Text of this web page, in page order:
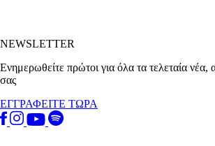
NEWSLETTER
Ενημερωθείτε πρώτοι για όλα τα τελεταία νέα,
σας
ΕΓΓΡΑΦΕΙΤΕ ΤΩΡΑ